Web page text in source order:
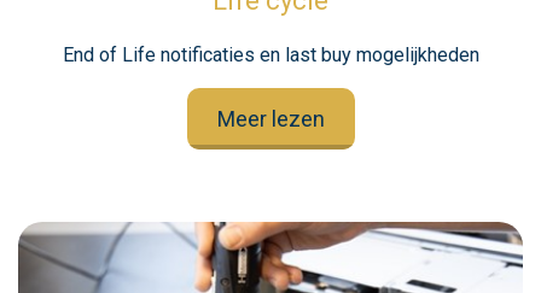
End of Life notificaties en last buy mogelijkheden
Meer lezen